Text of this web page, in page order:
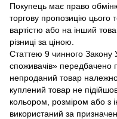
Покупець має право
торгову пропозицію цього
вартістю або на інший
різниці за ціною.
Статтею 9 чинного Закону
споживачів» передбачено
непроданий товар
куплений товар не
кольором, розміром або з
використаний за